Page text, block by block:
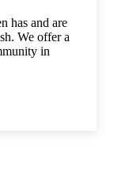
has and are
We offer a
in